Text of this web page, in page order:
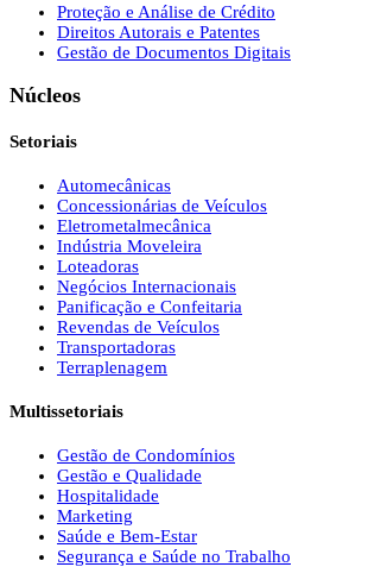
Proteção e Análise de Crédito
Direitos Autorais e Patentes
Gestão de Documentos Digitais
Núcleos
Setoriais
Automecânicas
Concessionárias de Veículos
Eletrometalmecânica
Indústria Moveleira
Loteadoras
Negócios Internacionais
Panificação e Confeitaria
Revendas de Veículos
Transportadoras
Terraplenagem
Multissetoriais
Gestão de Condomínios
Gestão e Qualidade
Hospitalidade
Marketing
Saúde e Bem-Estar
Segurança e Saúde no Trabalho